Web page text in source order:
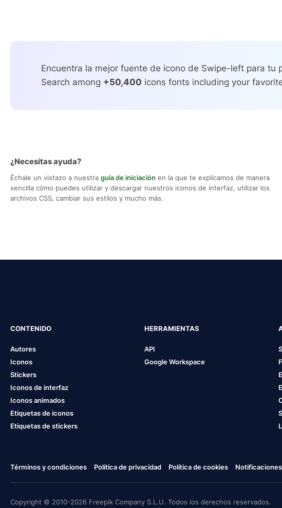
Encuentra la mejor fuente de icono de Swipe-left para tu
Search among +50,400 icons fonts including your
¿Necesitas ayuda?
Échale un vistazo a nuestra guía de iniciación en la que te explicamos de manera
sencilla cómo puedes utilizar y descargar nuestros iconos de interfaz, utilizar los
archivos CSS, cambiar sus estilos y mucho más.
CONTENIDO
Autores
Iconos
Stickers
Iconos de interfaz
Iconos animados
Etiquetas de iconos
Etiquetas de stickers
HERRAMIENTAS
API
Google Workspace
Términos y condiciones Política de privacidad Política de cookies
Copyright © 2010-2026 Freepik Company S.L.U. Todos los derechos reservados.